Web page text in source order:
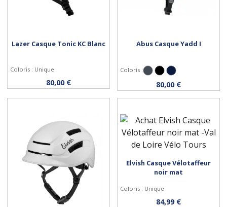
Personnaliser
Lazer Casque Tonic KC Blanc
Coloris : Unique
80,00 € Personnaliser
Abus Casque Yadd I
Coloris : Noir Noir brillantBleu nuit brillant
80,00 €
Personnaliser
Elvish Casque Vélotaffeur
noir mat
Coloris : Unique
84,99 €